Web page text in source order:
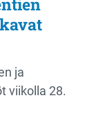
ja
viikolla 28.